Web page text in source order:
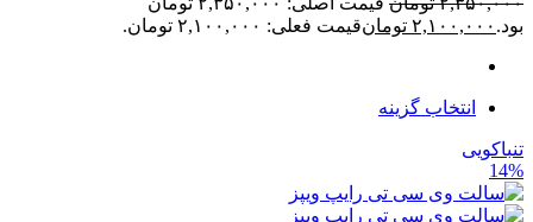
بود. ۲,۱۰۰,۰۰۰ تومانقیمت فعلی: ۲,۱۰۰,۰۰۰ تومان.
انتخاب گزینه
تنباکویی
14%